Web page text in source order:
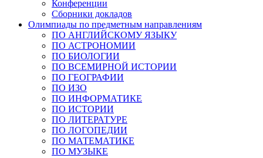
Конференции
Сборники докладов
Олимпиады по предметным направлениям
ПО АНГЛИЙСКОМУ ЯЗЫКУ
ПО АСТРОНОМИИ
ПО БИОЛОГИИ
ПО ВСЕМИРНОЙ ИСТОРИИ
ПО ГЕОГРАФИИ
ПО ИЗО
ПО ИНФОРМАТИКЕ
ПО ИСТОРИИ
ПО ЛИТЕРАТУРЕ
ПО ЛОГОПЕДИИ
ПО МАТЕМАТИКЕ
ПО МУЗЫКЕ